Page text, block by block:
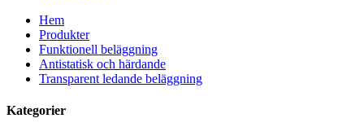
Hem
Produkter
Funktionell beläggning
Antistatisk och härdande
Transparent ledande beläggning
Kategorier